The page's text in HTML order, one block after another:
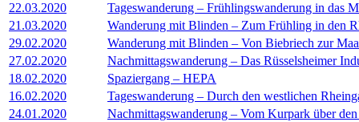
22.03.2020
Tageswanderung – Frühlingswanderung in das
21.03.2020
Wanderung mit Blinden – Zum Frühling in den
29.02.2020
Wanderung mit Blinden – Von Biebriech zur
27.02.2020
Nachmittagswanderung – Das Rüsselsheimer
18.02.2020
Spaziergang – HEPA
16.02.2020
Tageswanderung – Durch den westlichen
24.01.2020
Nachmittagswanderung – Vom Kurpark über